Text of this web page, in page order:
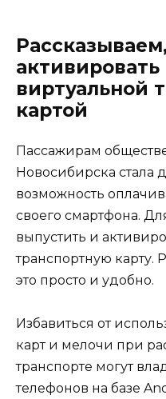
активировать
виртуальной
картой
Пассажирам
Новосибирска стала
возможность
своего смартфона.
выпустить и
транспортную карту.
это просто и удобно.
Избавиться от
карт и мелочи при
транспорте могут
телефонов на базе